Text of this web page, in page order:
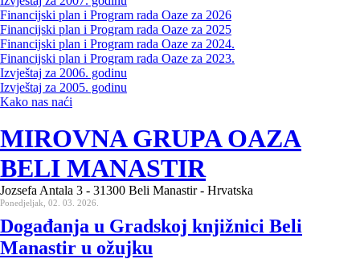
Financijski plan i Program rada Oaze za 2026
Financijski plan i Program rada Oaze za 2025
Financijski plan i Program rada Oaze za 2024.
Financijski plan i Program rada Oaze za 2023.
Izvještaj za 2006. godinu
Izvještaj za 2005. godinu
Kako nas naći
MIROVNA GRUPA OAZA
BELI MANASTIR
Jozsefa Antala 3 - 31300 Beli Manastir - Hrvatska
Ponedjeljak, 02. 03. 2026.
Događanja u Gradskoj knjižnici Beli
Manastir u ožujku